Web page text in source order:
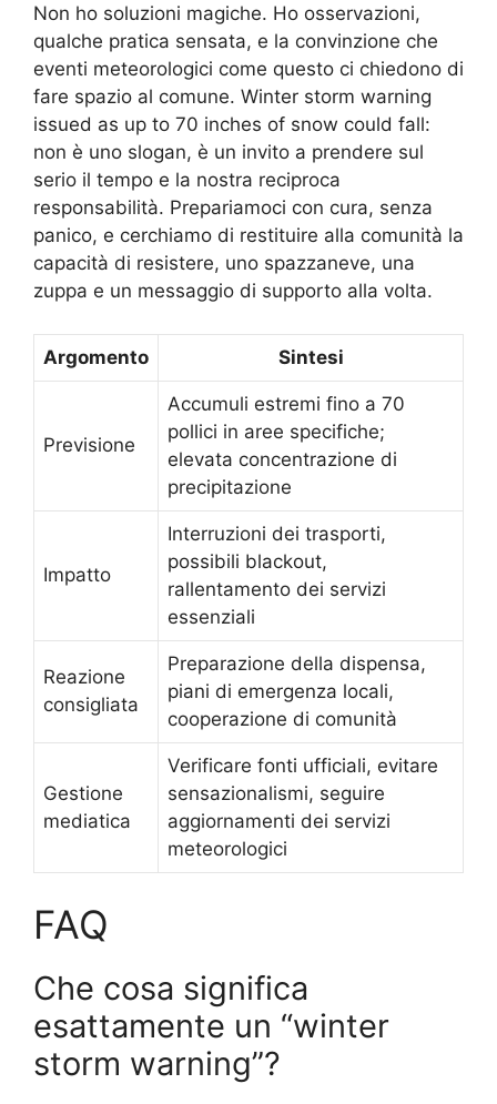
Non ho soluzioni magiche. Ho osservazioni,
qualche pratica sensata, e la convinzione che
eventi meteorologici come questo ci chiedono di
fare spazio al comune. Winter storm warning
issued as up to 70 inches of snow could fall:
non è uno slogan, è un invito a prendere sul
serio il tempo e la nostra reciproca
responsabilità. Prepariamoci con cura, senza
panico, e cerchiamo di restituire alla comunità la
capacità di resistere, uno spazzaneve, una
zuppa e un messaggio di supporto alla volta.
Argomento Sintesi
Previsione
Accumuli estremi fino a 70
pollici in aree specifiche;
elevata concentrazione di
precipitazione
Impatto
Interruzioni dei trasporti,
possibili blackout,
rallentamento dei servizi
essenziali
Reazione
consigliata
Preparazione della dispensa,
piani di emergenza locali,
cooperazione di comunità
Gestione
mediatica
Verificare fonti ufficiali, evitare
sensazionalismi, seguire
aggiornamenti dei servizi
meteorologici
FAQ
Che cosa significa
esattamente un “winter
storm warning”?